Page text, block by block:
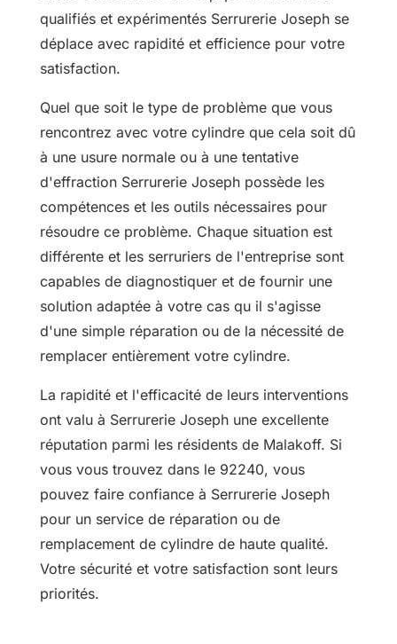
qualifiés et expérimentés Serrurerie Joseph se
déplace avec rapidité et efficience pour votre
satisfaction.
Quel que soit le type de problème que vous
rencontrez avec votre cylindre que cela soit dû
à une usure normale ou à une tentative
d'effraction Serrurerie Joseph possède les
compétences et les outils nécessaires pour
résoudre ce problème. Chaque situation est
différente et les serruriers de l'entreprise sont
capables de diagnostiquer et de fournir une
solution adaptée à votre cas qu il s'agisse
d'une simple réparation ou de la nécessité de
remplacer entièrement votre cylindre.
La rapidité et l'efficacité de leurs interventions
ont valu à Serrurerie Joseph une excellente
réputation parmi les résidents de Malakoff. Si
vous vous trouvez dans le 92240, vous
pouvez faire confiance à Serrurerie Joseph
pour un service de réparation ou de
remplacement de cylindre de haute qualité.
Votre sécurité et votre satisfaction sont leurs
priorités.